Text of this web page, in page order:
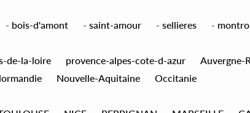
- bois-d'amont - saint-amour - sellieres -
de-la-loire provence-alpes-cote-d-azur Auvergne-
Nouvelle-Aquitaine
Occitanie